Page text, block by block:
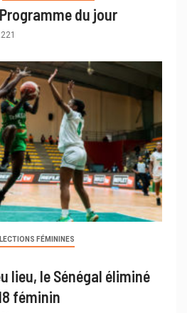
du jour
FÉMININES
lieu, le Sénégal éliminé
féminin